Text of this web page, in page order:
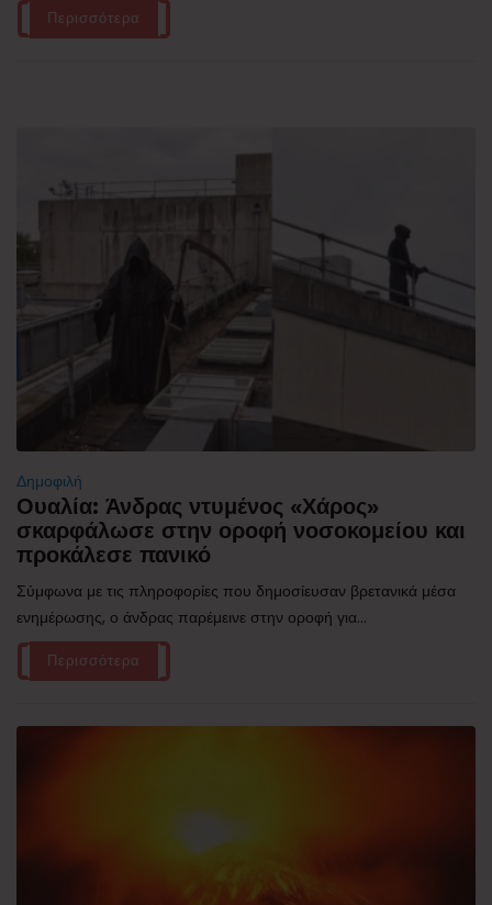
Περισσότερα
Δημοφιλή
Ουαλία: Άνδρας ντυμένος «Χάρος»
σκαρφάλωσε στην οροφή νοσοκομείου και
προκάλεσε πανικό
Σύμφωνα με τις πληροφορίες που δημοσίευσαν βρετανικά μέσα
ενημέρωσης, ο άνδρας παρέμεινε στην οροφή για...
Περισσότερα